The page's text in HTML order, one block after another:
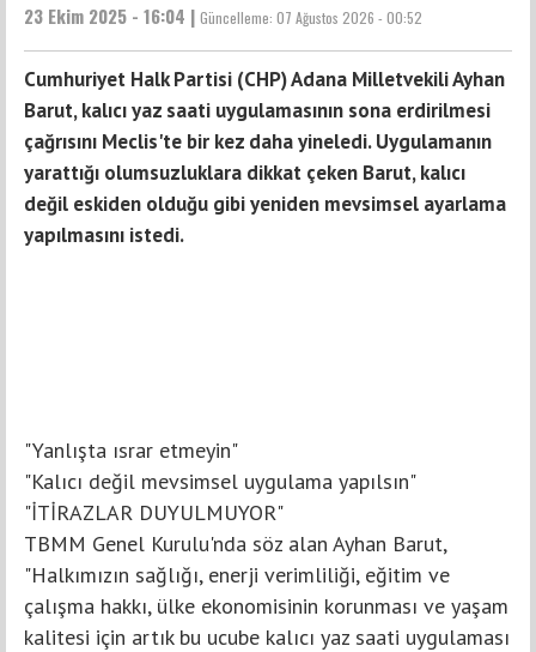
23 Ekim 2025 - 16:04 | Güncelleme: 07 Ağustos 2026 - 00:52
Cumhuriyet Halk Partisi (CHP) Adana Milletvekili Ayhan
Barut, kalıcı yaz saati uygulamasının sona erdirilmesi
çağrısını Meclis'te bir kez daha yineledi. Uygulamanın
yarattığı olumsuzluklara dikkat çeken Barut, kalıcı
değil eskiden olduğu gibi yeniden mevsimsel ayarlama
yapılmasını istedi.
"Yanlışta ısrar etmeyin"
"Kalıcı değil mevsimsel uygulama yapılsın"
"İTİRAZLAR DUYULMUYOR"
TBMM Genel Kurulu'nda söz alan Ayhan Barut,
"Halkımızın sağlığı, enerji verimliliği, eğitim ve
çalışma hakkı, ülke ekonomisinin korunması ve yaşam
kalitesi için artık bu ucube kalıcı yaz saati uygulaması